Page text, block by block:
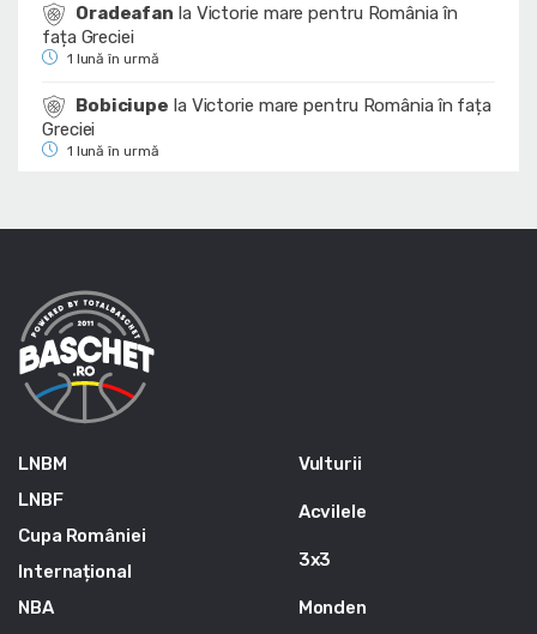
Oradeafan la Victorie mare pentru România în
fața Greciei
1 lună în urmă
Bobiciupe la Victorie mare pentru România în fața
Greciei
1 lună în urmă
LNBM
LNBF
Cupa României
Internațional
NBA
Vulturii
Acvilele
3x3
Monden